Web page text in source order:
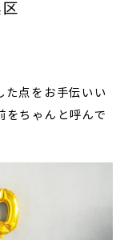
た点をお手伝いい
をちゃんと呼んで